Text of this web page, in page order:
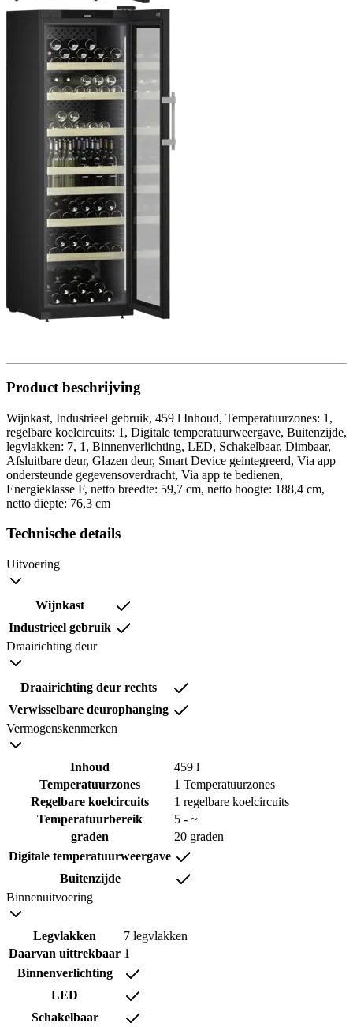
Product beschrijving
Wijnkast, Industrieel gebruik, 459 l Inhoud, Temperatuurzones: 1,
regelbare koelcircuits: 1, Digitale temperatuurweergave, Buitenzijde,
legvlakken: 7, 1, Binnenverlichting, LED, Schakelbaar, Dimbaar,
Afsluitbare deur, Glazen deur, Smart Device geintegreerd, Via app
ondersteunde gegevensoverdracht, Via app te bedienen,
Energieklasse F, netto breedte: 59,7 cm, netto hoogte: 188,4 cm,
netto diepte: 76,3 cm
Technische details
Uitvoering
Wijnkast
Industrieel gebruik
Draairichting deur
Draairichting deur rechts
Verwisselbare deurophanging
Vermogenskenmerken
Inhoud
459 l
Temperatuurzones
1 Temperatuurzones
Regelbare koelcircuits
1 regelbare koelcircuits
Temperatuurbereik
5 - ~
graden
20 graden
Digitale temperatuurweergave
Buitenzijde
Binnenuitvoering
Legvlakken
7 legvlakken
Daarvan uittrekbaar 1
Binnenverlichting
LED
Schakelbaar